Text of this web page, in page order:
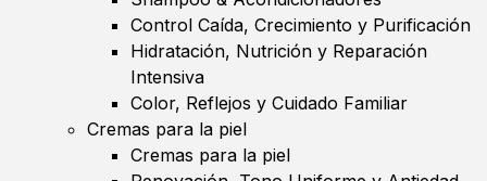
Control Caída, Crecimiento y Purificación
Hidratación, Nutrición y Reparación
Intensiva
Color, Reflejos y Cuidado Familiar
Cremas para la piel
Cremas para la piel